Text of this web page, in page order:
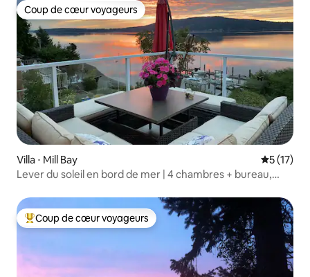
Coup de cœur voyageurs
Coup de cœur voyageurs
Villa ⋅ Mill Bay
5 (17)
Lever du soleil en bord de mer | 4 chambres + bureau,
Coups de cœur voyageurs les plus appréciés
Coup de cœur voyageurs